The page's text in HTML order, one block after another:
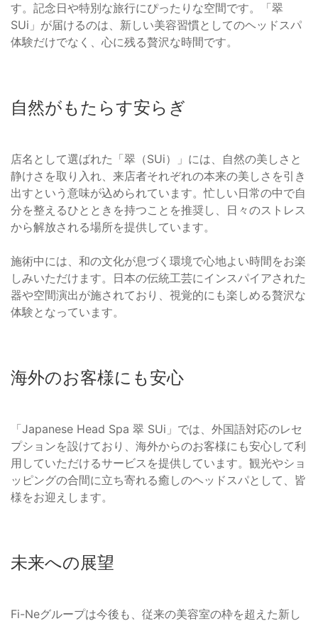
す。記念日や特別な旅行にぴったりな空間です。「翠
SUi」が届けるのは、新しい美容習慣としてのヘッドスパ
体験だけでなく、心に残る贅沢な時間です。
自然がもたらす安らぎ
店名として選ばれた「翠（SUi）」には、自然の美しさと
静けさを取り入れ、来店者それぞれの本来の美しさを引き
出すという意味が込められています。忙しい日常の中で自
分を整えるひとときを持つことを推奨し、日々のストレス
から解放される場所を提供しています。
施術中には、和の文化が息づく環境で心地よい時間をお楽
しみいただけます。日本の伝統工芸にインスパイアされた
器や空間演出が施されており、視覚的にも楽しめる贅沢な
体験となっています。
海外のお客様にも安心
「Japanese Head Spa 翠 SUi」では、外国語対応のレセ
プションを設けており、海外からのお客様にも安心して利
用していただけるサービスを提供しています。観光やショ
ッピングの合間に立ち寄れる癒しのヘッドスパとして、皆
様をお迎えします。
未来への展望
Fi-Neグループは今後も、従来の美容室の枠を超えた新し